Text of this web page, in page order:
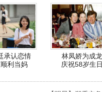
承认恋情
利当妈
林凤娇为成龙
庆祝58岁生